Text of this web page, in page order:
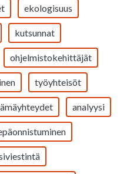
ekologisuus
kutsunnat
ohjelmistokehittäjät
työyhteisöt
analyysi